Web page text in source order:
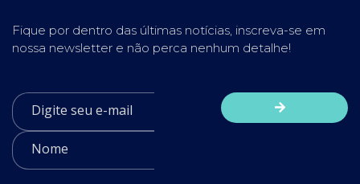
Fique por dentro das últimas notícias, inscreva-se em
nossa newsletter e não perca nenhum detalhe!